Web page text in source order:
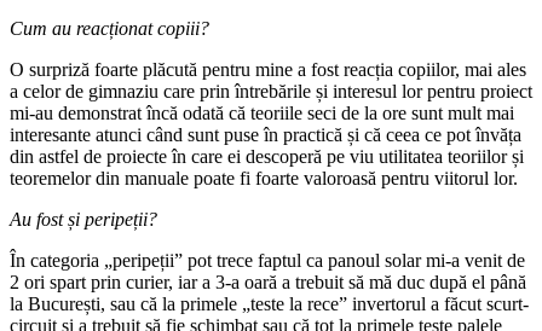
Cum au reacționat copiii?
O surpriză foarte plăcută pentru mine a fost reacția copiilor, mai ales
a celor de gimnaziu care prin întrebările și interesul lor pentru proiect
mi-au demonstrat încă odată că teoriile seci de la ore sunt mult mai
interesante atunci când sunt puse în practică și că ceea ce pot învăța
din astfel de proiecte în care ei descoperă pe viu utilitatea teoriilor și
teoremelor din manuale poate fi foarte valoroasă pentru viitorul lor.
Au fost și peripeții?
În categoria „peripeții” pot trece faptul ca panoul solar mi-a venit de
2 ori spart prin curier, iar a 3-a oară a trebuit să mă duc după el până
la București, sau că la primele „teste la rece” invertorul a făcut scurt-
circuit și a trebuit să fie schimbat sau că tot la primele teste palele